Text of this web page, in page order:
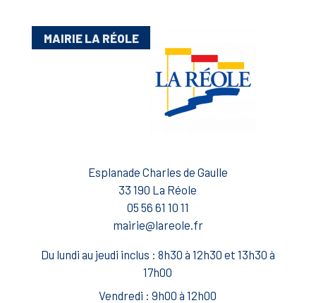
MAIRIE LA RÉOLE
Esplanade Charles de Gaulle
33 190 La Réole
05 56 61 10 11
mairie@lareole.fr
Du lundi au jeudi inclus : 8h30 à 12h30 et 13h30 à
17h00
Vendredi : 9h00 à 12h00